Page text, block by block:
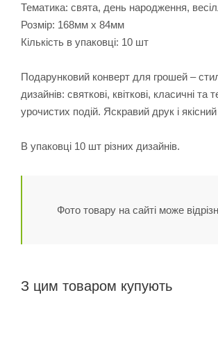
Тематика: свята, день народження,
Розмір: 168мм х 84мм
Кількість в упаковці: 10 шт
Подарунковий конверт для грошей –
дизайнів: святкові, квіткові, класичні
урочистих подій. Яскравий друк і
В упаковці 10 шт різних дизайнів.
Фото товару на сайті може
З цим товаром купують